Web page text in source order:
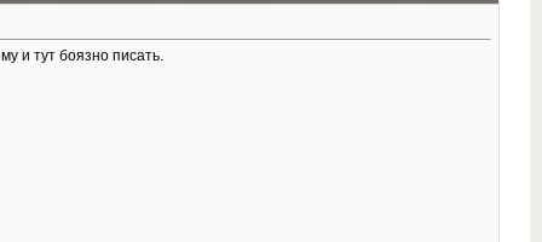
и тут боязно писать.